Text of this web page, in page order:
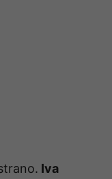
Iva